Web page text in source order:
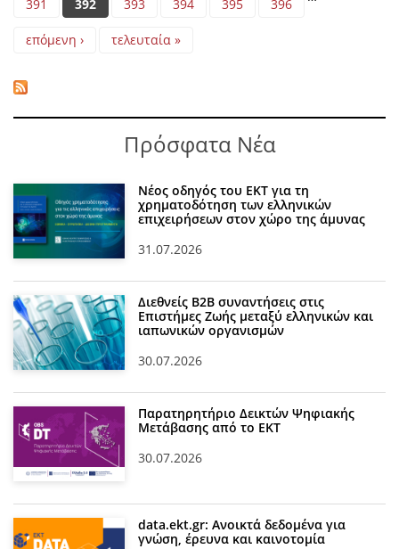
391 392 393 394 395 396
επόμενη › τελευταία »
Πρόσφατα Νέα
Νέος οδηγός του ΕΚΤ για τη
χρηματοδότηση των ελληνικών
επιχειρήσεων στον χώρο της άμυνας
31.07.2026
Διεθνείς Β2Β συναντήσεις στις
Επιστήμες Ζωής μεταξύ ελληνικών και
ιαπωνικών οργανισμών
30.07.2026
Παρατηρητήριο Δεικτών Ψηφιακής
Μετάβασης από το ΕΚΤ
30.07.2026
data.ekt.gr: Ανοικτά δεδομένα για
γνώση, έρευνα και καινοτομία